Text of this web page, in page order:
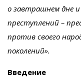
о завтрашнем дне
преступлений –
против своего
поколений».
Введение